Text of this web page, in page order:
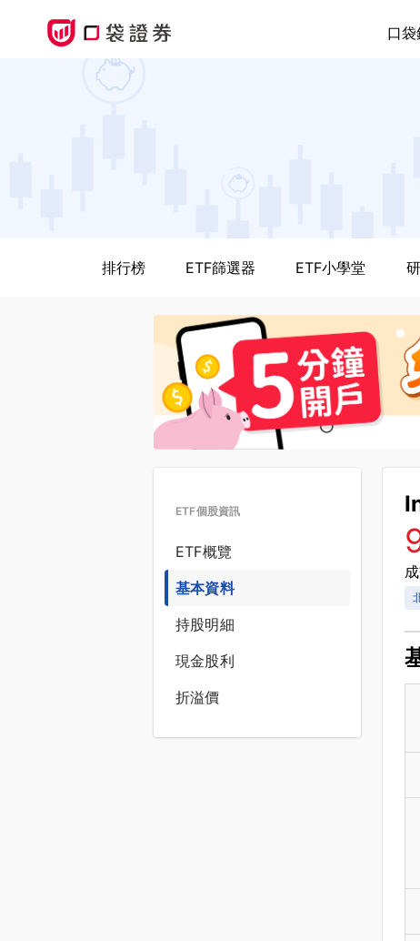
口
排行榜 ETF篩選器 ETF小學堂
ETF個股資訊
ETF概覽
基本資料
持股明細
現金股利
折溢價